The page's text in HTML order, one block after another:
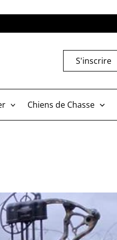
S'inscrire
Chiens de Chasse